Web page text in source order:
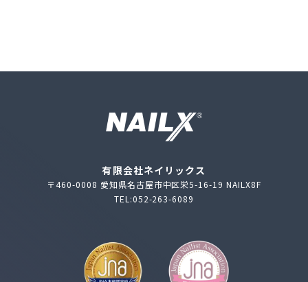
有限会社ネイリックス
〒460-0008 愛知県名古屋市中区栄5-16-19 NAILX8F
TEL:052-263-6089